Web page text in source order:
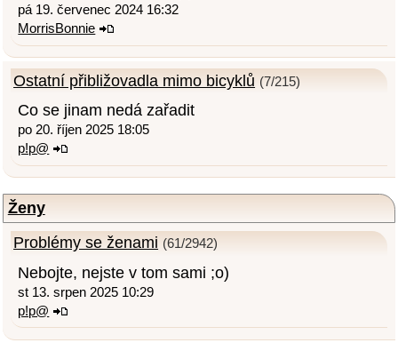
pá 19. červenec 2024 16:32
MorrisBonnie
Ostatní přibližovadla mimo bicyklů (7/215)
Co se jinam nedá zařadit
po 20. říjen 2025 18:05
p!p@
Ženy
Problémy se ženami (61/2942)
Nebojte, nejste v tom sami ;o)
st 13. srpen 2025 10:29
p!p@